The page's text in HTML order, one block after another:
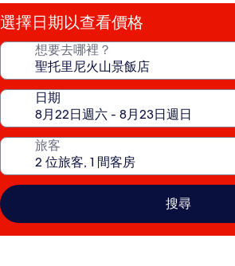
選擇日期以查看價格
想要去哪裡？
日期
旅客
搜尋